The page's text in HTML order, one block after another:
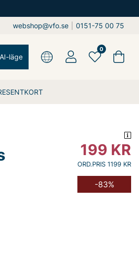
webshop@vfo.se 0151-75 00 75
AI-läge
0
199 KR
ORD.PRIS 1199 KR
-83%